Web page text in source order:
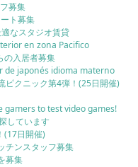
募集
ト募集
なスタジオ賃貸
en zona Pacifico
の入居者募集
de japonés idioma materno
ピクニック第4弾！(25日開催)
gamers to test video games!
しています
(17日開催)
チンスタッフ募集
募集